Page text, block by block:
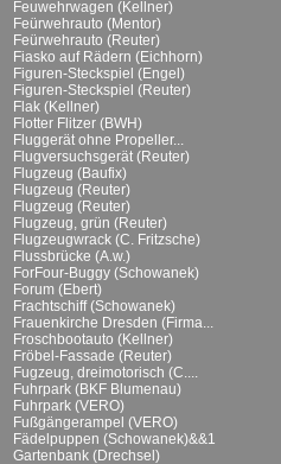
Feuwehrwagen (Kellner)
Feürwehrauto (Mentor)
Feürwehrauto (Reuter)
Fiasko auf Rädern (Eichhorn)
Figuren-Steckspiel (Engel)
Figuren-Steckspiel (Reuter)
Flak (Kellner)
Flotter Flitzer (BWH)
Fluggerät ohne Propeller...
Flugversuchsgerät (Reuter)
Flugzeug (Baufix)
Flugzeug (Reuter)
Flugzeug (Reuter)
Flugzeug, grün (Reuter)
Flugzeugwrack (C. Fritzsche)
Flussbrücke (A.w.)
ForFour-Buggy (Schowanek)
Forum (Ebert)
Frachtschiff (Schowanek)
Frauenkirche Dresden (Firma...
Froschbootauto (Kellner)
Fröbel-Fassade (Reuter)
Fugzeug, dreimotorisch (C....
Fuhrpark (BKF Blumenau)
Fuhrpark (VERO)
Fußgängerampel (VERO)
Fädelpuppen (Schowanek)&&1
Gartenbank (Drechsel)